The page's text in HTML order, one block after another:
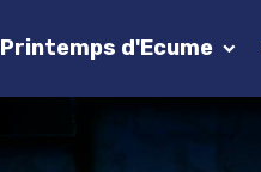
Printemps d'Ecume